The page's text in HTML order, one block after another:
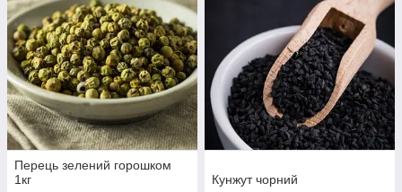
Перець зелений горошком
1кг
Кунжут чорний